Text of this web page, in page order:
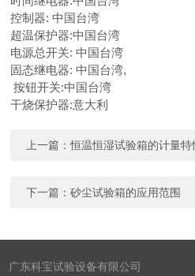
控制器: 中国台湾
超温保护器:中国台湾
电源总开关: 中国台湾
固态继电器: 中国台湾,
按钮开关:中国台湾
干烧保护器:意大利
上一篇：恒温恒湿试验箱的计量
下一篇：砂尘试验箱的应用范围
广东科宝试验设备有限公司